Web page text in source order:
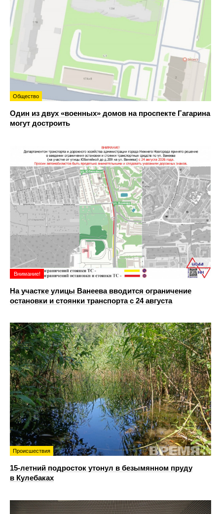
Общество
Один из двух «военных» домов на проспекте Гагарина
могут достроить
Внимание!
На участке улицы Ванеева вводится ограничение
остановки и стоянки транспорта с 24 августа
Происшествия
15-летний подросток утонул в безымянном пруду
в Кулебаках